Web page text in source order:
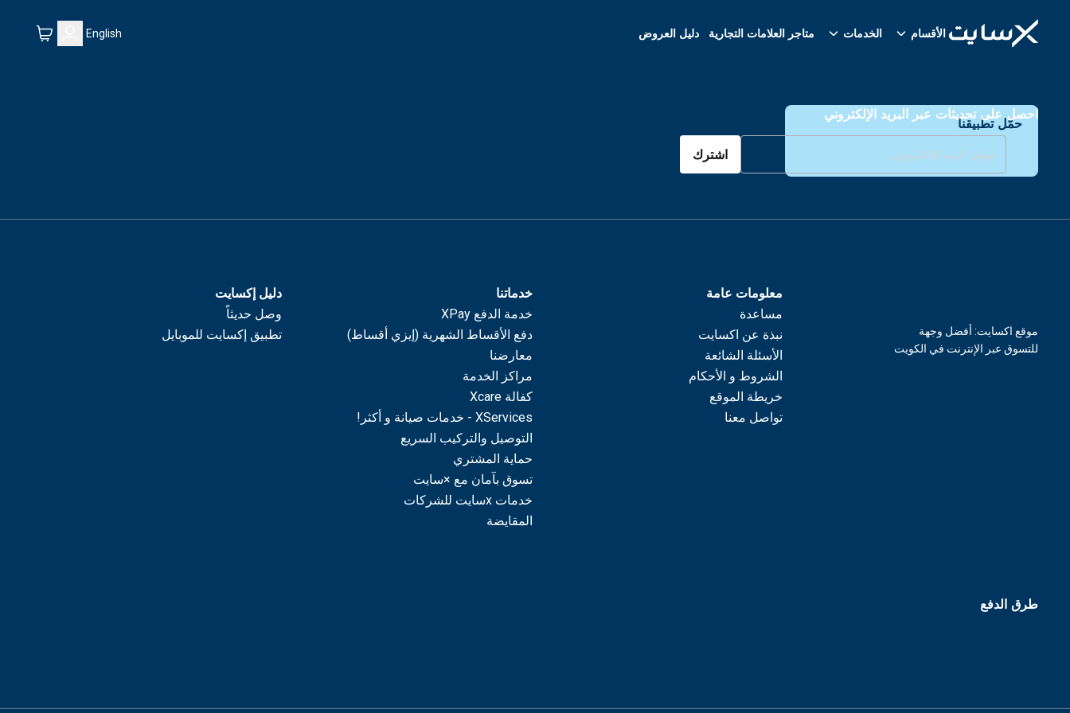
الأقسام الخدمات متاجر العلامات التجارية دليل العروض English
حمّل تطبيقنا
احصل على تحديثات عبر البريد الإلكتروني
اشترك
معلومات عامة
مساعدة
نبذة عن اكسايت
الأسئلة الشائعة
الشروط و الأحكام
خريطة الموقع
تواصل معنا
خدماتنا
خدمة الدفع XPay
دفع الأقساط الشهرية (إيزي أقساط)
معارضنا
مراكز الخدمة
كفالة Xcare
XServices - خدمات صيانة و أكثر!
التوصيل والتركيب السريع
حماية المشتري
تسوق بآمان مع ×سايت
خدمات xسايت للشركات
المقايضة
دليل إكسايت
وصل حديثاً
تطبيق إكسايت للموبايل
موقع اكسايت: أفضل وجهة
للتسوق عبر الإنترنت في الكويت
طرق الدفع